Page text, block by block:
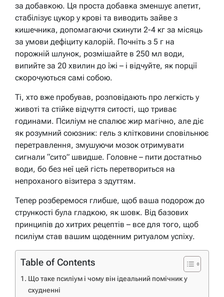
за добавкою. Ця проста добавка зменшує апетит,
стабілізує цукор у крові та виводить зайве з
кишечника, допомагаючи скинути 2-4 кг за місяць
за умови дефіциту калорій. Почніть з 5 г на
порожній шлунок, розмішайте в 250 мл води,
випийте за 20 хвилин до їжі – і відчуйте, як порції
скорочуються самі собою.
Ті, хто вже пробував, розповідають про легкість у
животі та стійке відчуття ситості, що триває
годинами. Псиліум не спалює жир магічно, але діє
як розумний союзник: гель з клітковини сповільнює
перетравлення, змушуючи мозок отримувати
сигнали “сито” швидше. Головне – пити достатньо
води, бо без неї цей гість перетвориться на
непроханого візитера з здуттям.
Тепер розберемося глибше, щоб ваша подорож до
стрункості була гладкою, як шовк. Від базових
принципів до хитрих рецептів – все для того, щоб
псиліум став вашим щоденним ритуалом успіху.
Table of Contents
Що таке псиліум і чому він ідеальний помічник у
схудненні